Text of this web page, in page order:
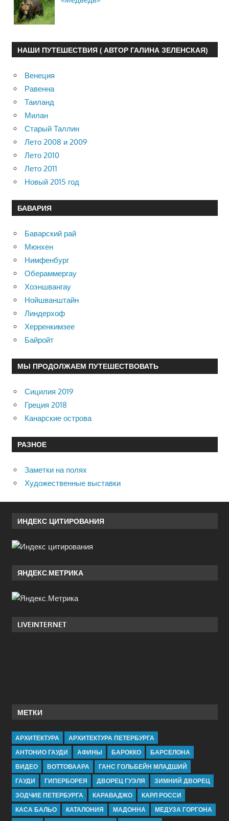
НАШИ ПУТЕШЕСТВИЯ ( АВТОР ГАЛИНА ЗЕЛЕНСКАЯ)
Венеция
Равенна
Таиланд
Милан
Старый Таллин
Лето 2008 и 2009
Лето 2010
Лето 2011
Новый 2015 год
БАВАРИЯ
Баварский рай
Мюнхен
Нимфенбург
Обераммергау
Хоэншвангау
Нойшванштайн
Линдерхоф
Херренкимзее
Байройт
МЫ ПРОДОЛЖАЕМ ПУТЕШЕСТВОВАТЬ
Сицилия 2019
Греция 2018
Канарские острова
РАЗНОЕ
Заметки на полях
Художественные выставки
ИНДЕКС ЦИТИРОВАНИЯ
ЯНДЕКС.МЕТРИКА
LIVEINTERNET
МЕТКИ
АРХИТЕКТУРА
АРХИТЕКТУРА ПЕТЕРБУРГА
АНТОНИО ГАУДИ
АФИНЫ БАРОККО
БАРСЕЛОНА
ВИДЕО
ВОТТОВААРА
ГАНС ГОЛЬБЕЙН МЛАДШИЙ
ГАУДИ
ГИПЕРБОРЕЯ ДВОРЕЦ ГУЭЛЯ
ЗИМНИЙ ДВОРЕЦ
ЗОДЧИЕ ПЕТЕРБУРГА
КАРАВАДЖО
КАРЛ РОССИ
КАСА БАЛЬО
КАТАЛОНИЯ МАДОННА
МЕДУЗА ГОРГОНА